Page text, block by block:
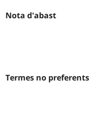
Nota d'abast
Termes no preferents